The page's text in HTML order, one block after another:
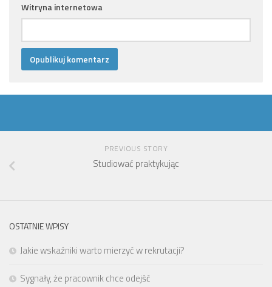
Witryna internetowa
PREVIOUS STORY
Studiować praktykując
OSTATNIE WPISY
Jakie wskaźniki warto mierzyć w rekrutacji?
Sygnały, że pracownik chce odejść